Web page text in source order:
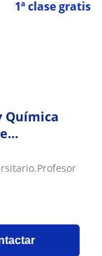
1ª clase gratis
Química